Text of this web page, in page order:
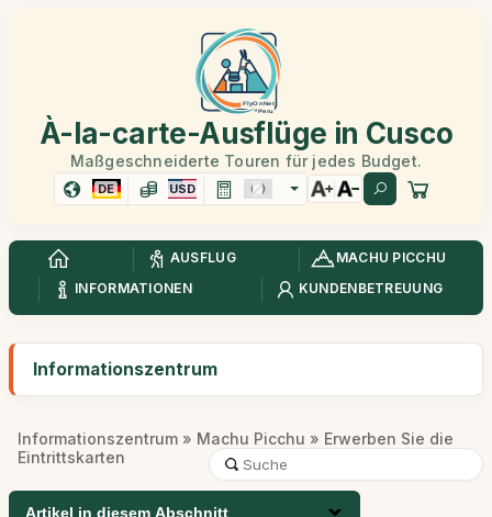
À-la-carte-Ausflüge in Cusco
Maßgeschneiderte Touren für jedes Budget.
DE USD
AUSFLUG
MACHU PICCHU
INFORMATIONEN
KUNDENBETREUUNG
Informationszentrum
Informationszentrum » Machu Picchu » Erwerben Sie die
Eintrittskarten
Artikel in diesem Abschnitt